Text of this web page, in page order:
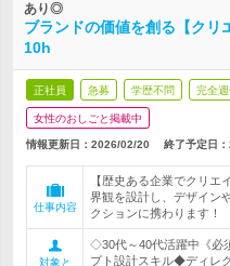
あり◎
ブランドの価値を創る【クリ
10h
正社員 急募 学歴不問 完全
女性のおしごと掲載中
情報更新日：2026/02/20 終了予定日：
仕事内容
【歴史ある企業でクリ
界観を設計し、デザイン
クションに携わります！
対象と
◇30代～40代活躍中《必
プト設計スキル◆ディレ